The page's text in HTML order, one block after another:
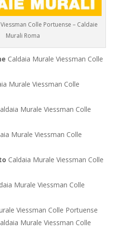
Colle Portuense – Caldaie
Murali Roma
Caldaia Murale Viessman Colle
Murale Viessman Colle
Murale Viessman Colle
Murale Viessman Colle
Caldaia Murale Viessman Colle
Murale Viessman Colle
Viessman Colle Portuense
Murale Viessman Colle